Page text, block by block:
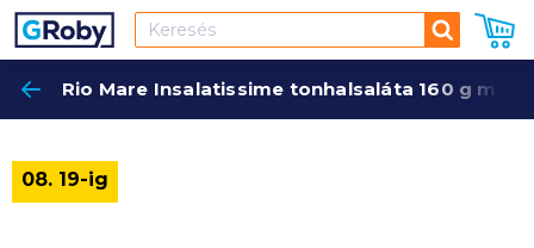
Keresés
Rio Mare Insalatissime tonhalsaláta 160 g
08. 19-ig